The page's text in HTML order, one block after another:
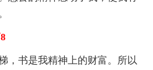
，书是我精神上的财富。所以